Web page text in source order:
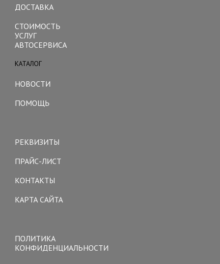
ДОСТАВКА
СТОИМОСТЬ
УСЛУГ
АВТОСЕРВИСА
КАТАЛОГ
НОВОСТИ
ПОМОЩЬ
РЕКВИЗИТЫ
ПРАЙС-ЛИСТ
КОНТАКТЫ
КАРТА САЙТА
ПОЛИТИКА
КОНФИДЕНЦИАЛЬНОСТИ